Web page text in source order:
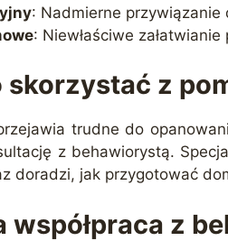
: Nadmierne
: Niewłaściwe
z
trudne do
z behawiorystą.
doradzi, jak przygotować
współpraca z